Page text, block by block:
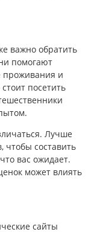
важно обратить
помогают
проживания и
посетить
Лучше
чтобы составить
вас ожидает.
может влиять
сайты